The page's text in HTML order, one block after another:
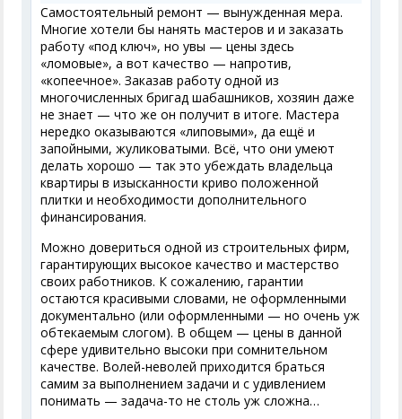
Самостоятельный ремонт — вынужденная мера.
Многие хотели бы нанять мастеров и и заказать
работу «под ключ», но увы — цены здесь
«ломовые», а вот качество — напротив,
«копеечное». Заказав работу одной из
многочисленных бригад шабашников, хозяин даже
не знает — что же он получит в итоге. Мастера
нередко оказываются «липовыми», да ещё и
запойными, жуликоватыми. Всё, что они умеют
делать хорошо — так это убеждать владельца
квартиры в изысканности криво положенной
плитки и необходимости дополнительного
финансирования.
Можно довериться одной из строительных фирм,
гарантирующих высокое качество и мастерство
своих работников. К сожалению, гарантии
остаются красивыми словами, не оформленными
документально (или оформленными — но очень уж
обтекаемым слогом). В общем — цены в данной
сфере удивительно высоки при сомнительном
качестве. Волей-неволей приходится браться
самим за выполнением задачи и с удивлением
понимать — задача-то не столь уж сложна…